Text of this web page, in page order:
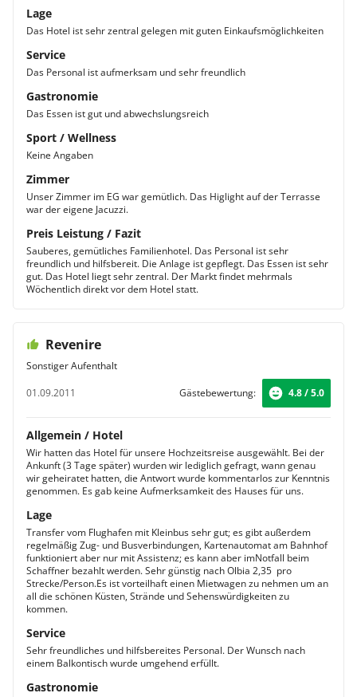
Lage
Das Hotel ist sehr zentral gelegen mit guten Einkaufsmöglichkeiten
Service
Das Personal ist aufmerksam und sehr freundlich
Gastronomie
Das Essen ist gut und abwechslungsreich
Sport / Wellness
Keine Angaben
Zimmer
Unser Zimmer im EG war gemütlich. Das Higlight auf der Terrasse
war der eigene Jacuzzi.
Preis Leistung / Fazit
Sauberes, gemütliches Familienhotel. Das Personal ist sehr
freundlich und hilfsbereit. Die Anlage ist gepflegt. Das Essen ist sehr
gut. Das Hotel liegt sehr zentral. Der Markt findet mehrmals
Wöchentlich direkt vor dem Hotel statt.
Revenire
Sonstiger Aufenthalt
01.09.2011
Gästebewertung: 4.8 / 5.0
Allgemein / Hotel
Wir hatten das Hotel für unsere Hochzeitsreise ausgewählt. Bei der
Ankunft (3 Tage später) wurden wir lediglich gefragt, wann genau
wir geheiratet hatten, die Antwort wurde kommentarlos zur Kenntnis
genommen. Es gab keine Aufmerksamkeit des Hauses für uns.
Lage
Transfer vom Flughafen mit Kleinbus sehr gut; es gibt außerdem
regelmäßig Zug- und Busverbindungen, Kartenautomat am Bahnhof
funktioniert aber nur mit Assistenz; es kann aber imNotfall beim
Schaffner bezahlt werden. Sehr günstig nach Olbia 2,35  pro
Strecke/Person.Es ist vorteilhaft einen Mietwagen zu nehmen um an
all die schönen Küsten, Strände und Sehenswürdigkeiten zu
kommen.
Service
Sehr freundliches und hilfsbereites Personal. Der Wunsch nach
einem Balkontisch wurde umgehend erfüllt.
Gastronomie